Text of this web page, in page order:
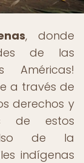
, donde
de las
a través de
derechos y
de estos
de la
indígenas